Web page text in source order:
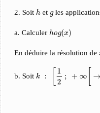
2. Soit h
h et g
gles
a. Calculer hog(x)
h ( )
En déduire la résolution de
b. Soit k :
1
2
; + ∞ →
2 ; −1